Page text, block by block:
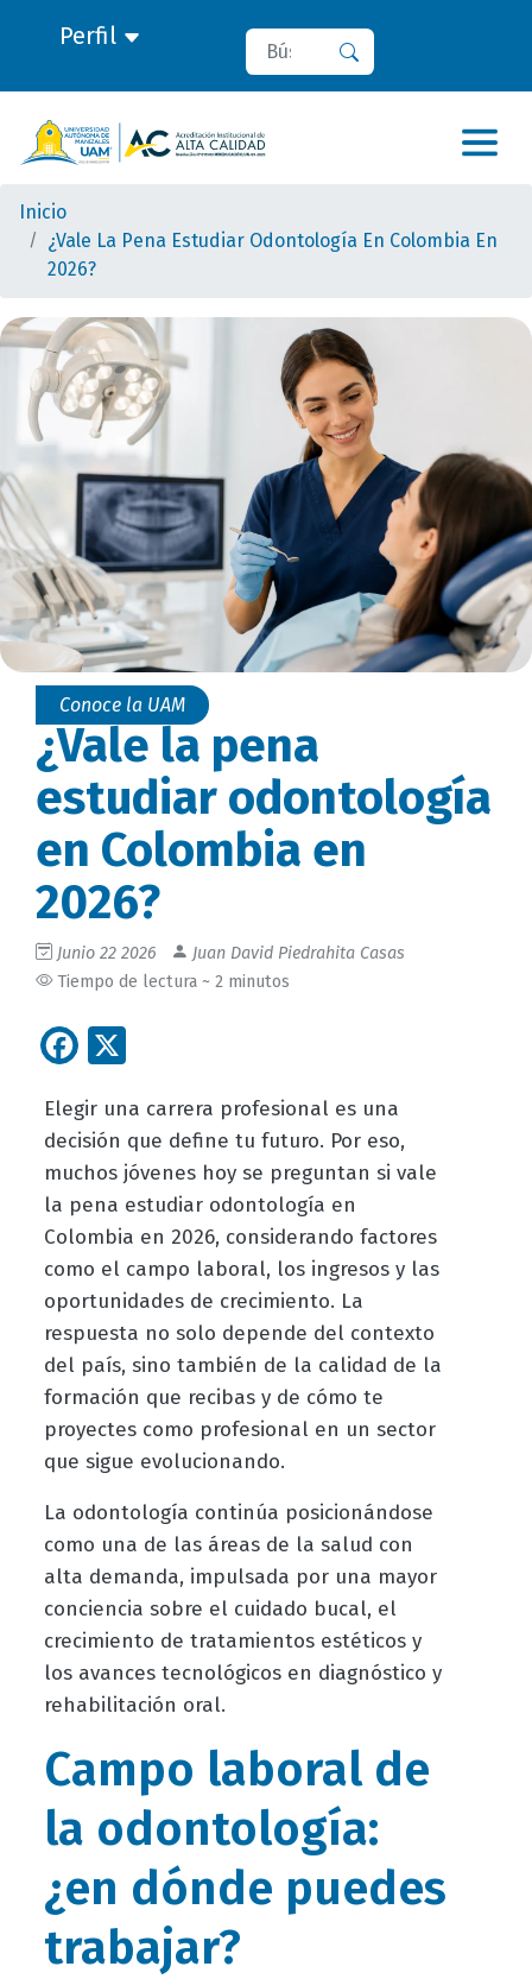
Perfil Buscar
Inicio
¿Vale La Pena Estudiar Odontología En Colombia En
2026?
Conoce la UAM
¿Vale la pena
estudiar odontología
en Colombia en
2026?
Junio 22 2026
Juan David Piedrahita Casas
Tiempo de lectura ~ 2 minutos
Facebook
Elegir una carrera profesional es una
decisión que define tu futuro. Por eso,
muchos jóvenes hoy se preguntan si vale
la pena estudiar odontología en
Colombia en 2026, considerando factores
como el campo laboral, los ingresos y las
oportunidades de crecimiento. La
respuesta no solo depende del contexto
del país, sino también de la calidad de la
formación que recibas y de cómo te
proyectes como profesional en un sector
que sigue evolucionando.
La odontología continúa posicionándose
como una de las áreas de la salud con
alta demanda, impulsada por una mayor
conciencia sobre el cuidado bucal, el
crecimiento de tratamientos estéticos y
los avances tecnológicos en diagnóstico y
rehabilitación oral.
Campo laboral de
la odontología:
¿en dónde puedes
trabajar?